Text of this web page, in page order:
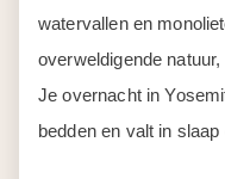
watervallen en
overweldigende
Je overnacht in
bedden en valt in